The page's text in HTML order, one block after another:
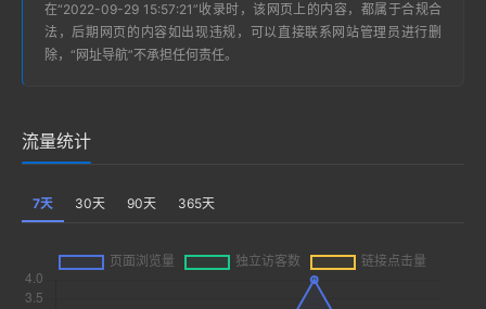
在“2022-09-29 15:57:21”收录时，该网页上的内容，都属于合规合
法，后期网页的内容如出现违规，可以直接联系网站管理员进行删
除，“ 网址导航”不承担任何责任。
流量统计
7天 30天 90天 365天